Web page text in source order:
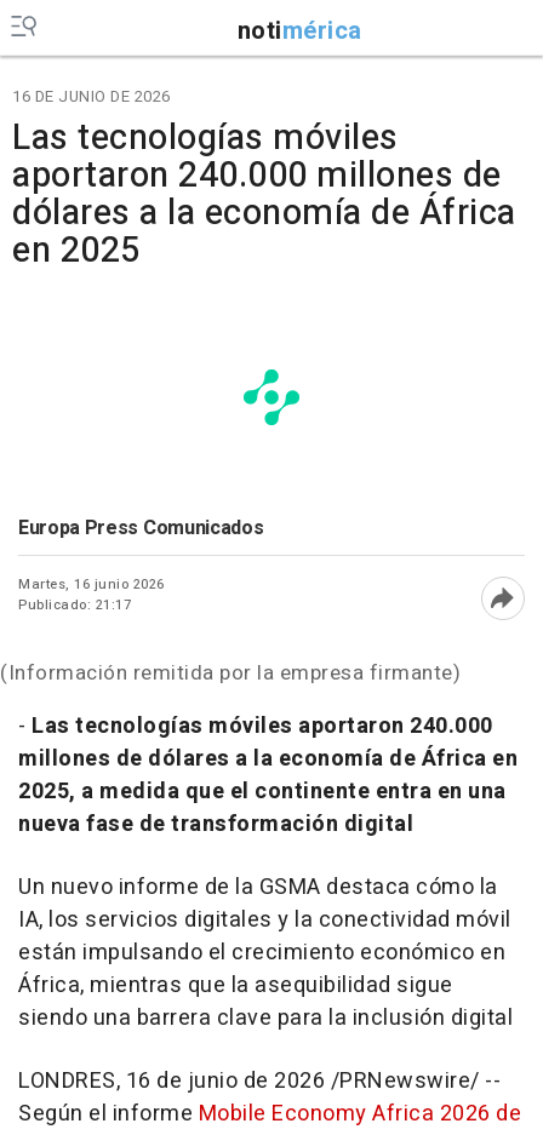
notimérica
16 DE JUNIO DE 2026
Las tecnologías móviles
aportaron 240.000 millones de
dólares a la economía de África
en 2025
Europa Press Comunicados
Martes, 16 junio 2026
Publicado: 21:17
(Información remitida por la empresa firmante)
- Las tecnologías móviles aportaron 240.000
millones de dólares a la economía de África en
2025, a medida que el continente entra en una
nueva fase de transformación digital
Un nuevo informe de la GSMA destaca cómo la
IA, los servicios digitales y la conectividad móvil
están impulsando el crecimiento económico en
África, mientras que la asequibilidad sigue
siendo una barrera clave para la inclusión digital
LONDRES, 16 de junio de 2026 /PRNewswire/ --
Según el informe Mobile Economy Africa 2026 de